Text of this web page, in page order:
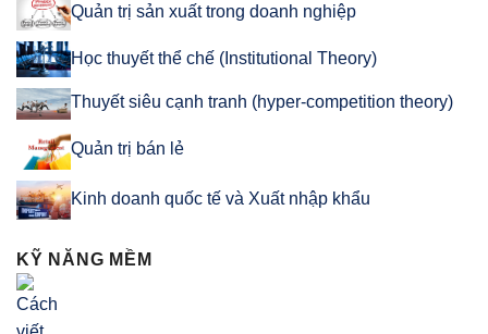
Quản trị sản xuất trong doanh nghiệp
Học thuyết thể chế (Institutional Theory)
Thuyết siêu cạnh tranh (hyper-competition theory)
Quản trị bán lẻ
Kinh doanh quốc tế và Xuất nhập khẩu
KỸ NĂNG MỀM